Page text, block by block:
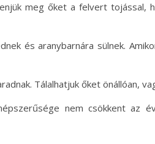
meg őket a felvert tojással,
és aranybarnára sülnek.
Tálalhatjuk őket önállóan,
nem csökkent az